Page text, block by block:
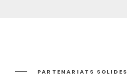
PARTENARIATS SOLIDES